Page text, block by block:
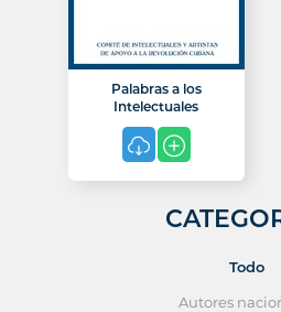
Palabras a los
Intelectuales
Todo
Autores